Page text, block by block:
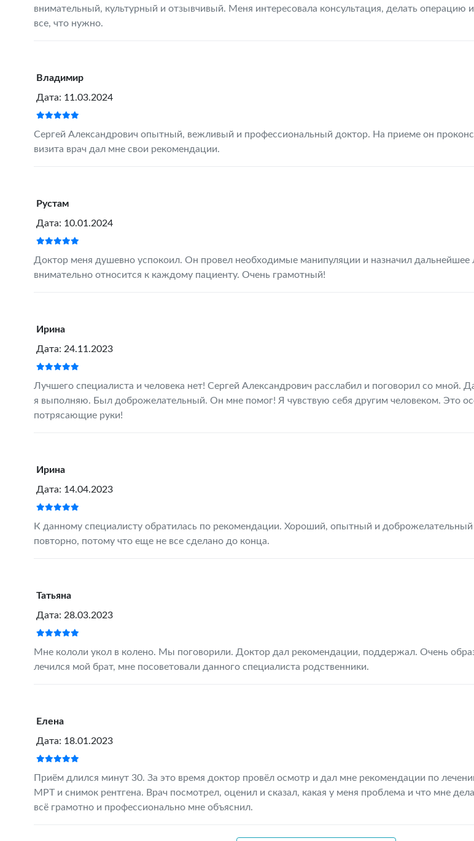
внимательный, культурный и отзывчивый. Меня интересовала консультация, делать операцию
все, что нужно.
Владимир
Дата: 11.03.2024
Сергей Александрович опытный, вежливый и профессиональный доктор. На приеме он
визита врач дал мне свои рекомендации.
Рустам
Дата: 10.01.2024
Доктор меня душевно успокоил. Он провел необходимые манипуляции и назначил дальнейшее
внимательно относится к каждому пациенту. Очень грамотный!
Ирина
Дата: 24.11.2023
Лучшего специалиста и человека нет! Сергей Александрович расслабил и поговорил со мной.
я выполняю. Был доброжелательный. Он мне помог! Я чувствую себя другим человеком. Это
потрясающие руки!
Ирина
Дата: 14.04.2023
К данному специалисту обратилась по рекомендации. Хороший, опытный и
повторно, потому что еще не все сделано до конца.
Татьяна
Дата: 28.03.2023
Мне кололи укол в колено. Мы поговорили. Доктор дал рекомендации, поддержал. Очень
лечился мой брат, мне посоветовали данного специалиста родственники.
Елена
Дата: 18.01.2023
Приём длился минут 30. За это время доктор провёл осмотр и дал мне рекомендации по
МРТ и снимок рентгена. Врач посмотрел, оценил и сказал, какая у меня проблема и что мне
всё грамотно и профессионально мне объяснил.